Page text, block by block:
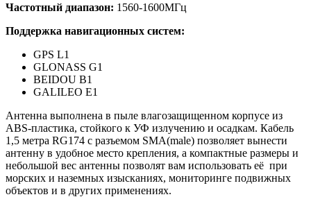
Частотный диапазон: 1560-1600МГц
Поддержка навигационных систем:
GPS L1
GLONASS G1
BEIDOU B1
GALILEO E1
Антенна выполнена в пыле влагозащищенном корпусе из
ABS-пластика, стойкого к УФ излучению и осадкам. Кабель
1,5 метра RG174 c разъемом SMA(male) позволяет вынести
антенну в удобное место крепления, а компактные размеры и
небольшой вес антенны позволят вам использовать её при
морских и наземных изысканиях, мониторинге подвижных
объектов и в других применениях.